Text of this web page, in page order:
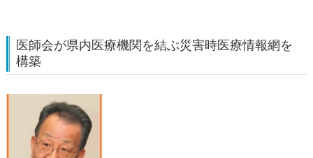
医師会が県内医療機関を結ぶ災害時医療情報網を
構築